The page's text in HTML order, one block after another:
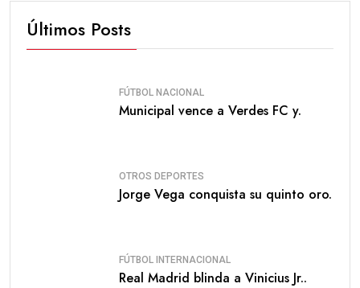
Últimos Posts
FÚTBOL NACIONAL
Municipal vence a Verdes FC y.
OTROS DEPORTES
Jorge Vega conquista su quinto oro.
FÚTBOL INTERNACIONAL
Real Madrid blinda a Vinicius Jr..